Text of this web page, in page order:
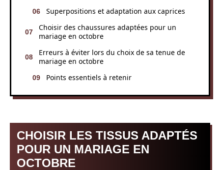
Superpositions et adaptation aux caprices
Choisir des chaussures adaptées pour un
mariage en octobre
Erreurs à éviter lors du choix de sa tenue de
mariage en octobre
Points essentiels à retenir
CHOISIR LES TISSUS ADAPTÉS
POUR UN MARIAGE EN
OCTOBRE